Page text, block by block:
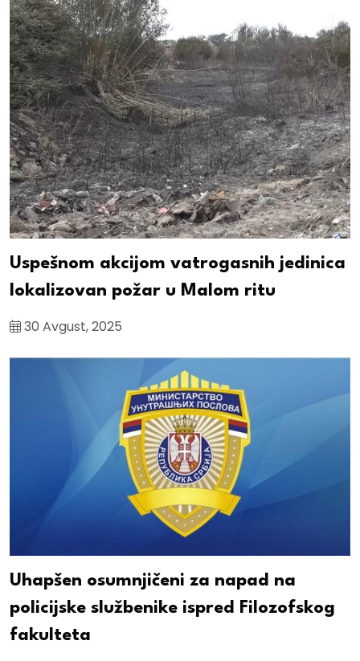
Uspešnom akcijom vatrogasnih jedinica
lokalizovan požar u Malom ritu
30 Avgust, 2025
Uhapšen osumnjičeni za napad na
policijske službenike ispred Filozofskog
fakulteta